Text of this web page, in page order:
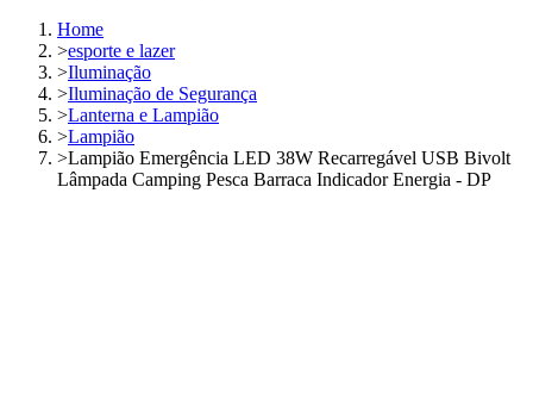
Home
>esporte e lazer
>Iluminação
>Iluminação de Segurança
>Lanterna e Lampião
>Lampião
>Lampião Emergência LED 38W Recarregável USB Bivolt
Lâmpada Camping Pesca Barraca Indicador Energia - DP